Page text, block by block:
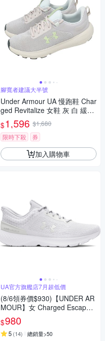
腳寬者建議大半號
Under Armour UA 慢跑鞋 Char
ged Revitalize 女鞋 灰 白 緩震
運動鞋 3026683104
$1,596 $1,680
限時下殺
券
加入購物車
UA官方旗艦店7月超低價
(8/6領券價$930)【UNDER AR
MOUR】女 Charged Escape 4
Knit 慢跑鞋 運動鞋_3026526-1
04
$980
5 (14) 總銷量>50